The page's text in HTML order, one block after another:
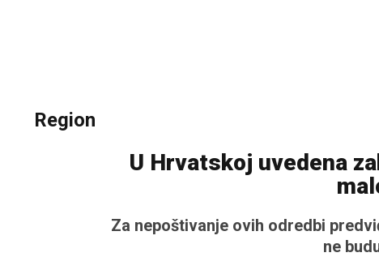
Region
U Hrvatskoj uvedena
Za nepoštivanje ovih odredbi
ne